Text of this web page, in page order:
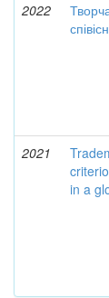
2022
2021
in a